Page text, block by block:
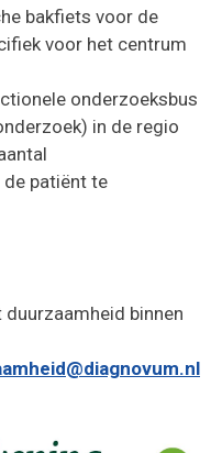
bakfiets voor de
voor het centrum
onderzoeksbus
in de regio
patiënt te
binnen